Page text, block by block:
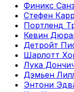
Финикс Санз
Стефен
Портленд
Кевин
Детройт
Шарлотт
Лука
Дэмьен
Энтони